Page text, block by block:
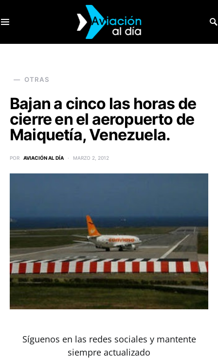
OTRAS
Bajan a cinco las horas de
cierre en el aeropuerto de
Maiquetía, Venezuela.
POR AVIACIÓN AL DÍA MARZO 2, 2012
Síguenos en las redes sociales y mantente
siempre actualizado